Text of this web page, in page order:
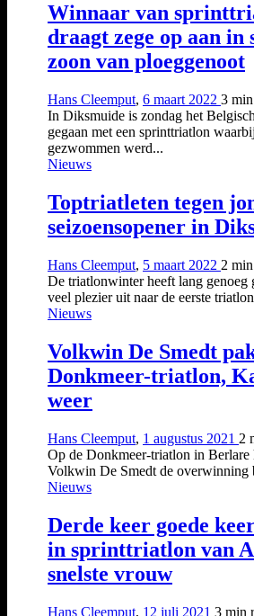
Winnaar van
draagt zege op aan
zoon van ploeggenoot
Hans Cleemput, 6 maart 2022 3 min
In Diksmuide is zondag het
gegaan met een sprinttriatlon
gezwommen werd...
Nieuws
Toptriatleten tegen
seizoensopener in
Hans Cleemput, 5 maart 2022 2 min
De triatlonwinter heeft lang genoeg
veel plezier uit naar de eerste
Nieuws
Volkwin De Smedt
Donkmeer-triatlon,
weer
Hans Cleemput, 1 augustus 2021 2
Op de Donkmeer-triatlon in Berlare
Volkwin De Smedt de overwinning
Nieuws
Derde keer goede
in sprinttriatlon van
snelste vrouw
Hans Cleemput, 12 juli 2021 3 min